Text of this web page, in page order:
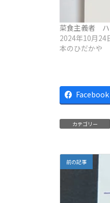
菜食主義者 ハ
2024年10月24
本のひだかや
Facebook
カテゴリー
前の記事